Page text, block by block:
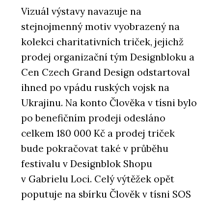
Vizuál výstavy navazuje na
stejnojmenný motiv vyobrazený na
kolekci charitativních triček, jejichž
prodej organizační tým Designbloku a
Cen Czech Grand Design odstartoval
ihned po vpádu ruských vojsk na
Ukrajinu. Na konto Člověka v tísni bylo
po benefičním prodeji odesláno
celkem 180 000 Kč a prodej triček
bude pokračovat také v průběhu
festivalu v Designblok Shopu
v Gabrielu Loci. Celý výtěžek opět
poputuje na sbírku Člověk v tísni SOS